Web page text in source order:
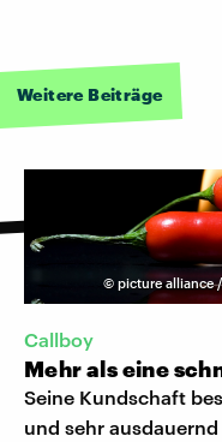
Weitere Beiträge
© picture alliance
Callboy
Mehr als eine
Seine Kundschaft
und sehr